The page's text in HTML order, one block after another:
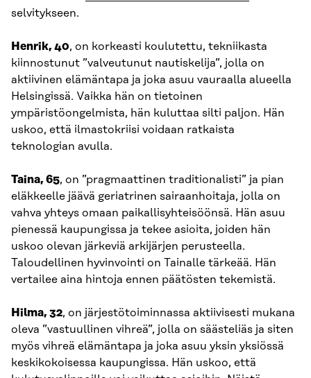
selvitykseen.
Henrik, 40, on korkeasti koulutettu, tekniikasta
kiinnostunut ”valveutunut nautiskelija”, jolla on
aktiivinen elämäntapa ja joka asuu vauraalla alueella
Helsingissä. Vaikka hän on tietoinen
ympäristöongelmista, hän kuluttaa silti paljon. Hän
uskoo, että ilmastokriisi voidaan ratkaista
teknologian avulla.
Taina, 65, on ”pragmaattinen traditionalisti” ja pian
eläkkeelle jäävä geriatrinen sairaanhoitaja, jolla on
vahva yhteys omaan paikallisyhteisöönsä. Hän asuu
pienessä kaupungissa ja tekee asioita, joiden hän
uskoo olevan järkeviä arkijärjen perusteella.
Taloudellinen hyvinvointi on Tainalle tärkeää. Hän
vertailee aina hintoja ennen päätösten tekemistä.
Hilma, 32, on järjestötoiminnassa aktiivisesti mukana
oleva ”vastuullinen vihreä”, jolla on säästeliäs ja siten
myös vihreä elämäntapa ja joka asuu yksin yksiössä
keskikokoisessa kaupungissa. Hän uskoo, että